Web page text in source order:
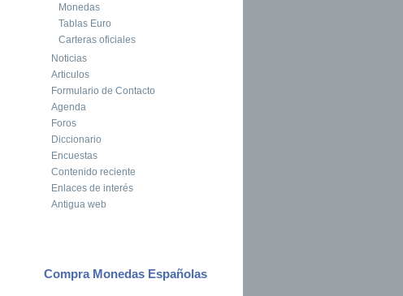
Monedas
Tablas Euro
Carteras oficiales
Noticias
Articulos
Formulario de Contacto
Agenda
Foros
Diccionario
Encuestas
Contenido reciente
Enlaces de interés
Antigua web
Compra Monedas Españolas